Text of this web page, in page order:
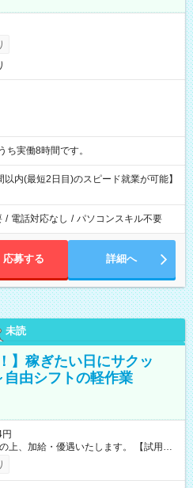
記のうち実働8時間です。
内(最短2日目)のスピード就業が可能】
/ 電話対応なし / パソコンスキル不要
応募する 詳細へ
未読
】稼ぎたい日にサクッ
自由シフトの軽作業
加給・優遇いたします。 【試用期